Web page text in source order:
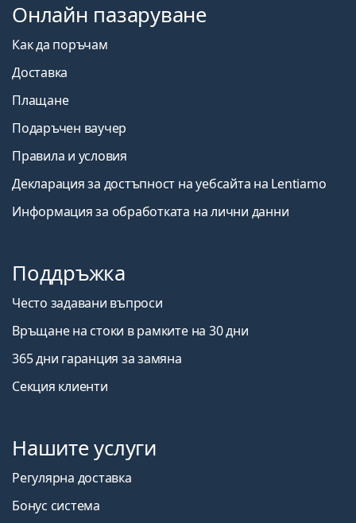
Онлайн пазаруване
Как да поръчам
Доставка
Плащане
Подаръчен ваучер
Правила и условия
Декларация за достъпност на уебсайта на Lentiamo
Информация за обработката на лични данни
Поддръжка
Често задавани въпроси
Връщане на стоки в рамките на 30 дни
365 дни гаранция за замяна
Секция клиенти
Нашите услуги
Регулярна доставка
Бонус система